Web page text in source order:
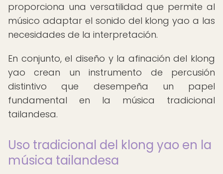
proporciona una versatilidad que permite al
músico adaptar el sonido del klong yao a las
necesidades de la interpretación.
En conjunto, el diseño y la afinación del klong
yao crean un instrumento de percusión
distintivo que desempeña un papel
fundamental en la música tradicional
tailandesa.
Uso tradicional del klong yao en la
música tailandesa